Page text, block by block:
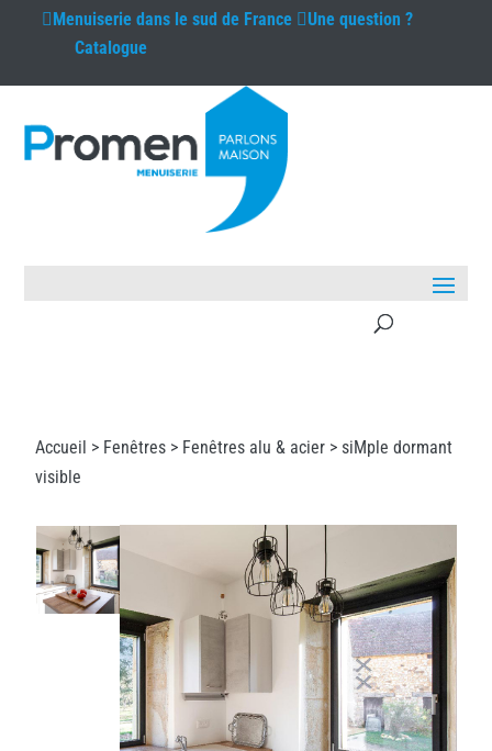
Menuiseriedans le sud de France
Une question ?
Catalogue
Accueil > Fenêtres > Fenêtres alu & acier > siMple dormant
visible